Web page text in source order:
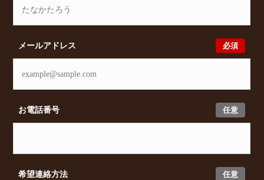
必須
メールアドレス
任意
お電話番号
任意
希望連絡方法